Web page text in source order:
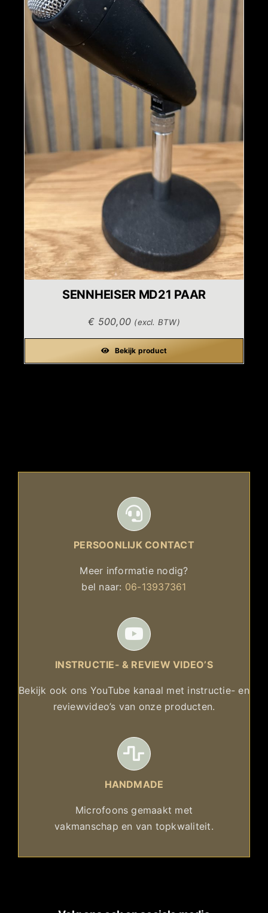
SENNHEISER MD21 PAAR
€ 500,00 (excl. BTW)
Bekijk product
PERSOONLIJK CONTACT
Meer informatie nodig?
bel naar: 06-13937361
INSTRUCTIE- & REVIEW VIDEO’S
Bekijk ook ons YouTube kanaal met instructie- en
reviewvideo’s van onze producten.
HANDMADE
Microfoons gemaakt met
vakmanschap en van topkwaliteit.